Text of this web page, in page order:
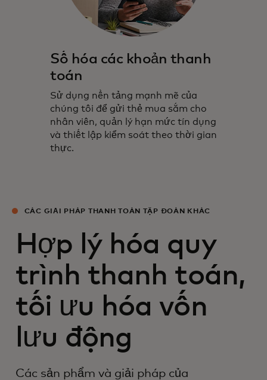
Số hóa các khoản thanh
toán
Sử dụng nền tảng mạnh mẽ của
chúng tôi để gửi thẻ mua sắm cho
nhân viên, quản lý hạn mức tín dụng
và thiết lập kiểm soát theo thời gian
thực.
CÁC GIẢI PHÁP THANH TOÁN TẬP ĐOÀN KHÁC
Hợp lý hóa quy
trình thanh toán,
tối ưu hóa vốn
lưu động
Các sản phẩm và giải pháp của